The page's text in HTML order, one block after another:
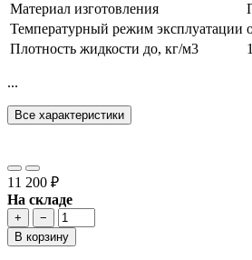
Материал изготовления
Температурный режим эксплуатации
Плотность жидкости до, кг/м3
...
Все характеристики
11 200 ₽
На складе
+
−
В корзину